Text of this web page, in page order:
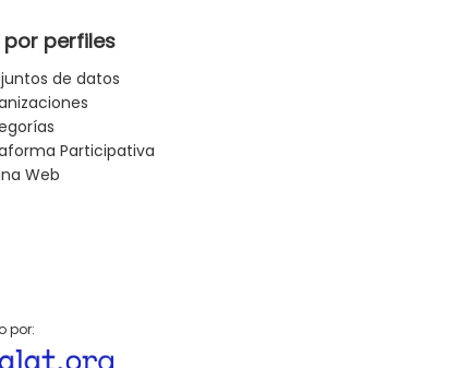
perfiles
de datos
Participativa
Web
por: